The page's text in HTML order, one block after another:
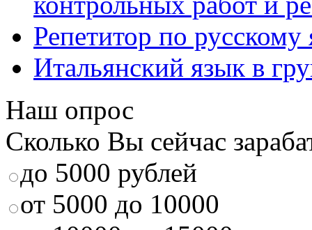
Репетитор по русскому
Итальянский язык в
Наш опрос
Сколько Вы сейчас
до 5000 рублей
от 5000 до 10000